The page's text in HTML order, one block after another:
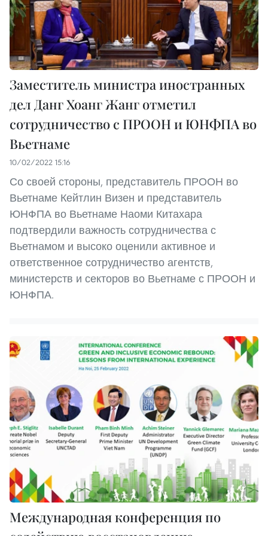
Заместитель министра иностранных
дел Данг Хоанг Жанг отметил
сотрудничество с ПРООН и ЮНФПА во
Вьетнаме
10/02/2022 15:16
Со своей стороны, представитель ПРООН во
Вьетнаме Кейтлин Визен и представитель
ЮНФПА во Вьетнаме Наоми Китахара
подтвердили важность сотрудничества с
Вьетнамом и высоко оценили активное и
ответственное сотрудничество агентств,
министерств и секторов во Вьетнаме с ПРООН и
ЮНФПА.
Международная конференция по